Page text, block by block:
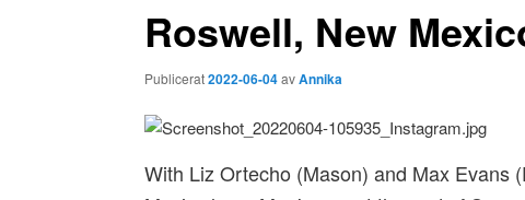
Roswell, New
Publicerat2022-06-04avAnnika
With Liz Ortecho (Mason) and Max Evans